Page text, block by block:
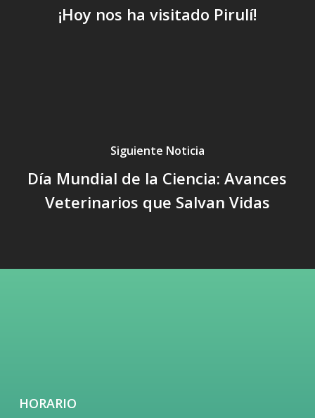
¡Hoy nos ha visitado Pirulí!
Siguiente Noticia
Día Mundial de la Ciencia: Avances
Veterinarios que Salvan Vidas
HORARIO